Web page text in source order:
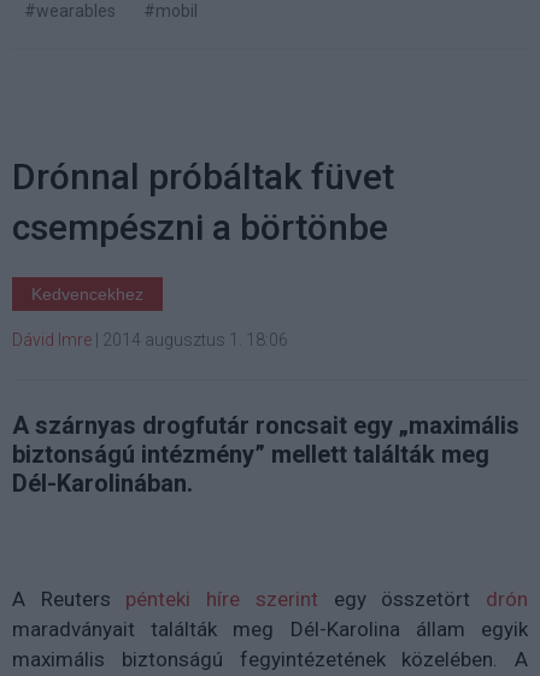
#wearables
#mobil
Drónnal próbáltak füvet
csempészni a börtönbe
Kedvencekhez
Dávid Imre 2014 augusztus 1. 18:06
A szárnyas drogfutár roncsait egy „maximális
biztonságú intézmény” mellett találták meg
Dél-Karolinában.
A Reuters pénteki híre szerint egy összetört drón
maradványait találták meg Dél-Karolina állam egyik
maximális biztonságú fegyintézetének közelében. A